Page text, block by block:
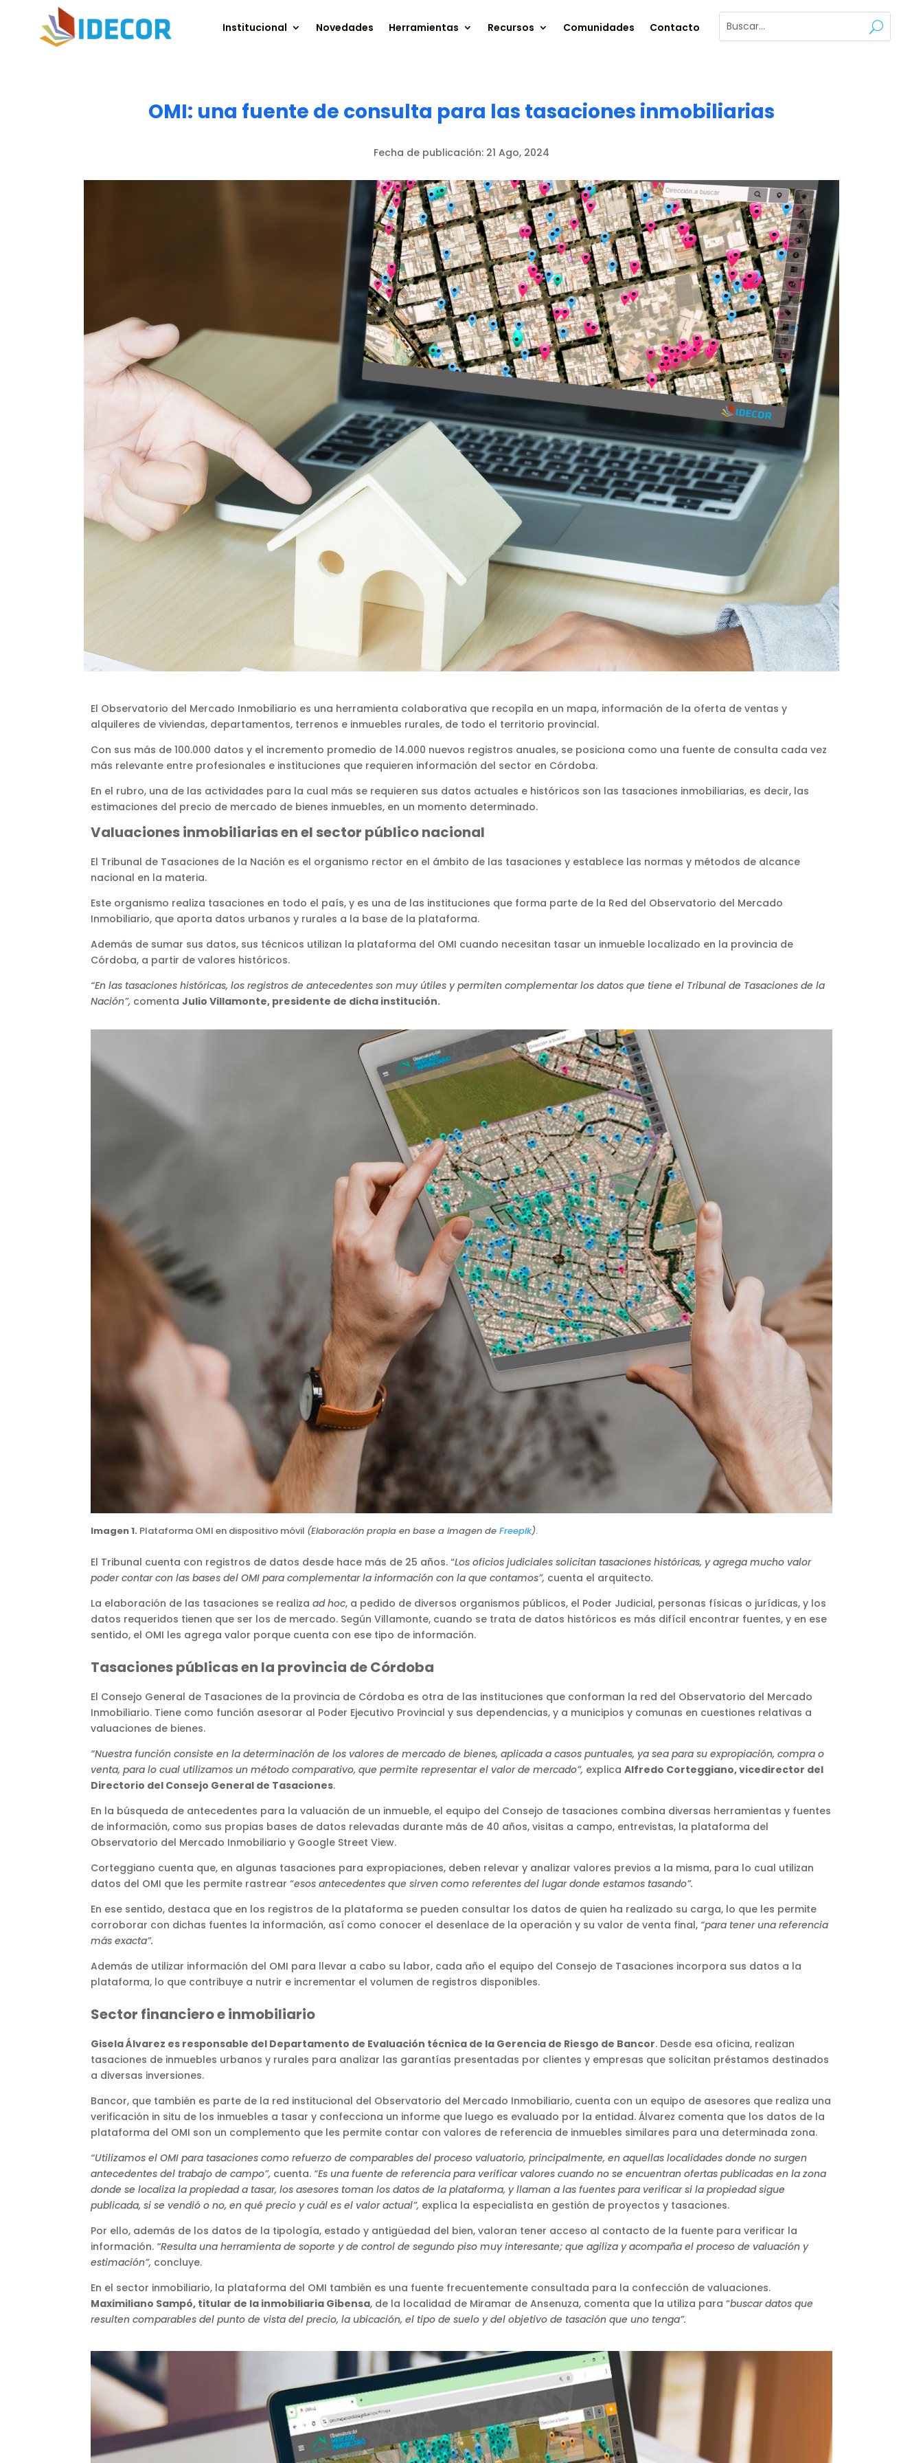
Institucional Novedades Herramientas Recursos Comunidades Contacto
OMI: una fuente de consulta para las tasaciones inmobiliarias
Fecha de publicación: 21 Ago, 2024
El Observatorio del Mercado Inmobiliario es una herramienta colaborativa que recopila en un mapa, información de la oferta de ventas y
alquileres de viviendas, departamentos, terrenos e inmuebles rurales, de todo el territorio provincial.
Con sus más de 100.000 datos y el incremento promedio de 14.000 nuevos registros anuales, se posiciona como una fuente de consulta cada vez
más relevante entre profesionales e instituciones que requieren información del sector en Córdoba.
En el rubro, una de las actividades para la cual más se requieren sus datos actuales e históricos son las tasaciones inmobiliarias, es decir, las
estimaciones del precio de mercado de bienes inmuebles, en un momento determinado.
Valuaciones inmobiliarias en el sector público nacional
El Tribunal de Tasaciones de la Nación es el organismo rector en el ámbito de las tasaciones y establece las normas y métodos de alcance
nacional en la materia.
Este organismo realiza tasaciones en todo el país, y es una de las instituciones que forma parte de la Red del Observatorio del Mercado
Inmobiliario, que aporta datos urbanos y rurales a la base de la plataforma.
Además de sumar sus datos, sus técnicos utilizan la plataforma del OMI cuando necesitan tasar un inmueble localizado en la provincia de
Córdoba, a partir de valores históricos.
“En las tasaciones históricas, los registros de antecedentes son muy útiles y permiten complementar los datos que tiene el Tribunal de Tasaciones de la
Nación”, comenta Julio Villamonte, presidente de dicha institución.
Imagen 1. Plataforma OMI en dispositivo móvil (Elaboración propia en base a imagen de Freepik).
El Tribunal cuenta con registros de datos desde hace más de 25 años. “Los oficios judiciales solicitan tasaciones históricas, y agrega mucho valor
poder contar con las bases del OMI para complementar la información con la que contamos”, cuenta el arquitecto.
La elaboración de las tasaciones se realiza ad hoc, a pedido de diversos organismos públicos, el Poder Judicial, personas físicas o jurídicas, y los
datos requeridos tienen que ser los de mercado. Según Villamonte, cuando se trata de datos históricos es más difícil encontrar fuentes, y en ese
sentido, el OMI les agrega valor porque cuenta con ese tipo de información.
Tasaciones públicas en la provincia de Córdoba
El Consejo General de Tasaciones de la provincia de Córdoba es otra de las instituciones que conforman la red del Observatorio del Mercado
Inmobiliario. Tiene como función asesorar al Poder Ejecutivo Provincial y sus dependencias, y a municipios y comunas en cuestiones relativas a
valuaciones de bienes.
“Nuestra función consiste en la determinación de los valores de mercado de bienes, aplicada a casos puntuales, ya sea para su expropiación, compra o
venta, para lo cual utilizamos un método comparativo, que permite representar el valor de mercado”, explica Alfredo Corteggiano, vicedirector del
Directorio del Consejo General de Tasaciones.
En la búsqueda de antecedentes para la valuación de un inmueble, el equipo del Consejo de tasaciones combina diversas herramientas y fuentes
de información, como sus propias bases de datos relevadas durante más de 40 años, visitas a campo, entrevistas, la plataforma del
Observatorio del Mercado Inmobiliario y Google Street View.
Corteggiano cuenta que, en algunas tasaciones para expropiaciones, deben relevar y analizar valores previos a la misma, para lo cual utilizan
datos del OMI que les permite rastrear “esos antecedentes que sirven como referentes del lugar donde estamos tasando”.
En ese sentido, destaca que en los registros de la plataforma se pueden consultar los datos de quien ha realizado su carga, lo que les permite
corroborar con dichas fuentes la información, así como conocer el desenlace de la operación y su valor de venta final, “para tener una referencia
más exacta”.
Además de utilizar información del OMI para llevar a cabo su labor, cada año el equipo del Consejo de Tasaciones incorpora sus datos a la
plataforma, lo que contribuye a nutrir e incrementar el volumen de registros disponibles.
Sector financiero e inmobiliario
Gisela Álvarez es responsable del Departamento de Evaluación técnica de la Gerencia de Riesgo de Bancor. Desde esa oficina, realizan
tasaciones de inmuebles urbanos y rurales para analizar las garantías presentadas por clientes y empresas que solicitan préstamos destinados
a diversas inversiones.
Bancor, que también es parte de la red institucional del Observatorio del Mercado Inmobiliario, cuenta con un equipo de asesores que realiza una
verificación in situ de los inmuebles a tasar y confecciona un informe que luego es evaluado por la entidad. Álvarez comenta que los datos de la
plataforma del OMI son un complemento que les permite contar con valores de referencia de inmuebles similares para una determinada zona.
“Utilizamos el OMI para tasaciones como refuerzo de comparables del proceso valuatorio, principalmente, en aquellas localidades donde no surgen
antecedentes del trabajo de campo”, cuenta. “Es una fuente de referencia para verificar valores cuando no se encuentran ofertas publicadas en la zona
donde se localiza la propiedad a tasar, los asesores toman los datos de la plataforma, y llaman a las fuentes para verificar si la propiedad sigue
publicada, si se vendió o no, en qué precio y cuál es el valor actual”, explica la especialista en gestión de proyectos y tasaciones.
Por ello, además de los datos de la tipología, estado y antigüedad del bien, valoran tener acceso al contacto de la fuente para verificar la
información. “Resulta una herramienta de soporte y de control de segundo piso muy interesante; que agiliza y acompaña el proceso de valuación y
estimación”, concluye.
En el sector inmobiliario, la plataforma del OMI también es una fuente frecuentemente consultada para la confección de valuaciones.
Maximiliano Sampó, titular de la inmobiliaria Gibensa, de la localidad de Miramar de Ansenuza, comenta que la utiliza para “buscar datos que
resulten comparables del punto de vista del precio, la ubicación, el tipo de suelo y del objetivo de tasación que uno tenga”.